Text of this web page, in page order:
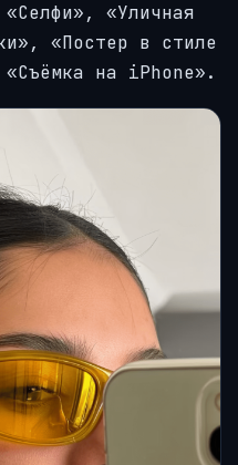
«Уличная
«Постер в стиле
на iPhone».